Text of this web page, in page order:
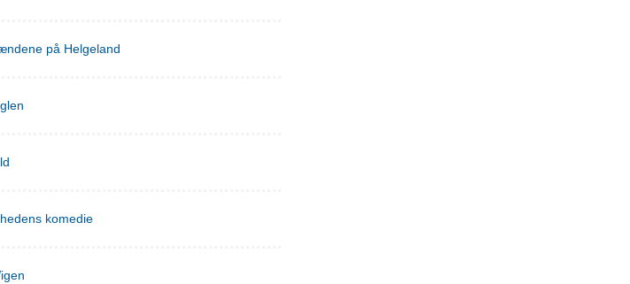
på Helgeland
komedie